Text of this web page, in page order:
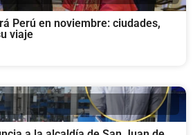
Perú en noviembre: ciudades,
viaje